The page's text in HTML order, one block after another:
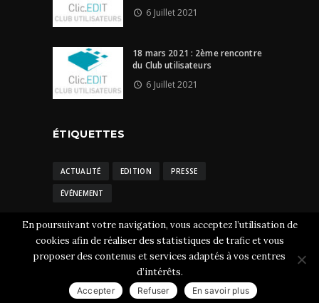
6 Juillet 2021
18 mars 2021 : 2ème rencontre
du Club utilisateurs
6 Juillet 2021
ÉTIQUETTES
ACTUALITÉ EDITION PRESSE
ÉVÉNEMENT
Clic.EDIt © 2026 Tous droits réservés.
légales-CGU et cookies
En poursuivant votre navigation, vous acceptez l’utilisation de
cookies afin de réaliser des statistiques de trafic et vous
proposer des contenus et services adaptés à vos centres
d’intérêts.
Accepter Refuser En savoir plus